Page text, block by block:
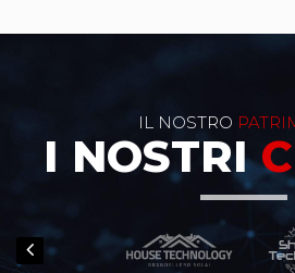
IL NOSTRO
I NOSTRI